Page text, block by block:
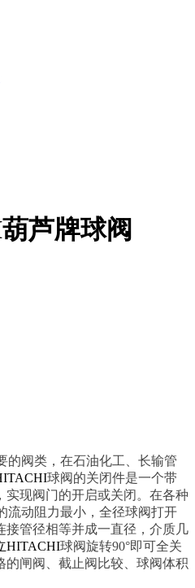
芦牌球阀
的阀类，在石油化工、长输管
球阀的关闭件是一个带
现阀门的开启或关闭。在各种
流动阻力最小，全径球阀打开
接管径相等并成一直径，介质几
HITACHI球阀旋转90°即可全关
闸阀、截止阀比较、球阀体积